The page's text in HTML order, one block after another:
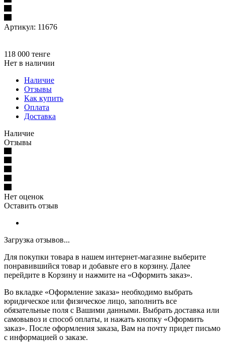
Артикул: 11676
118 000 тенге
Нет в наличии
Наличие
Отзывы
Как купить
Оплата
Доставка
Наличие
Отзывы
Нет оценок
Оставить отзыв
Загрузка отзывов...
Для покупки товара в нашем интернет-магазине выберите
понравившийся товар и добавьте его в корзину. Далее
перейдите в Корзину и нажмите на «Оформить заказ».
Во вкладке «Оформление заказа» необходимо выбрать
юридическое или физическое лицо, заполнить все
обязательные поля с Вашими данными. Выбрать доставка или
самовывоз и способ оплаты, и нажать кнопку «Оформить
заказ». После оформления заказа, Вам на почту придет письмо
с информацией о заказе.